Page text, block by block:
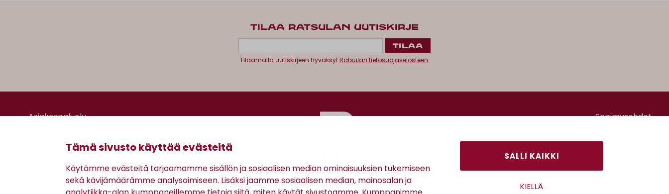
Tämä sivusto käyttää evästeitä
Käytämme evästeitä tarjoamamme sisällön ja sosiaalisen median ominaisuuksien tukemiseen
sekä kävijämäärämme analysoimiseen. Lisäksi jaamme sosiaalisen median, mainosalan ja
SALLI KAIKKI
KIELLÄ
TILAA RATSULAN UUTISKIRJE
Tilaamalla uutiskirjeen hyväksytRatsulan tietosuojaselosteen.
Asiakaspalvelu
Gomee Ratsula Café
Antinkatu 17, 28100 Pori
Sopimusehdot